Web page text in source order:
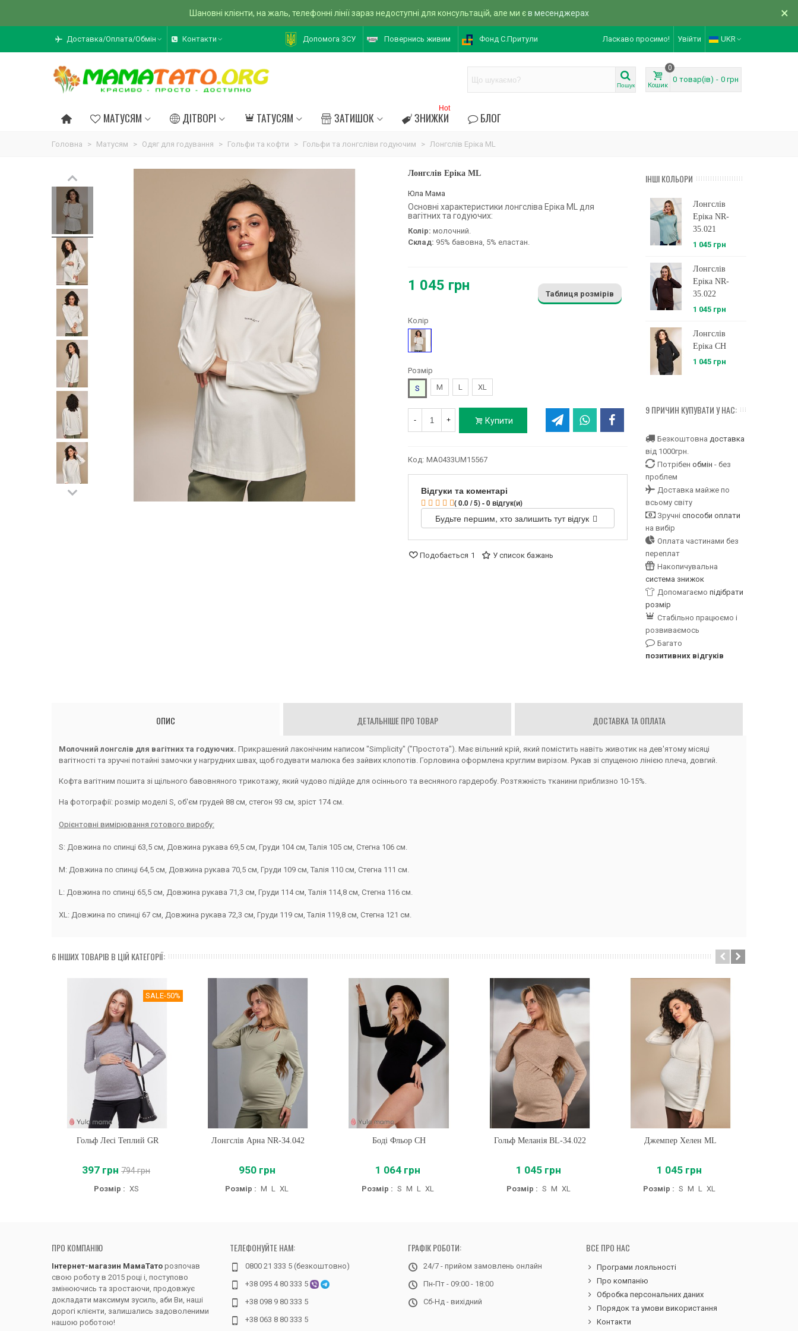
Шановні клієнти, на жаль, телефонні лінії зараз недоступні для консультацій, але ми єв месенджерах ×
Доставка/Оплата/Обмін Контакти Допомога ЗСУ Повернись живим Фонд С.Притули Ласкаво просимо! Увійти UKR
Пошук Кошик
0
0 товар(ів) - 0 грн
МАТУСЯМ ДІТВОРІ ТАТУСЯМ ЗАТИШОК ЗНИЖКИ
Hot
БЛОГ
Головна > Матусям > Одяг для годування > Гольфи та кофти > Гольфи та лонгсліви годуючим > Лонгслів Еріка ML
Лонгслів Еріка ML
Юла Мама
Основні характеристики лонгсліва Еріка ML для
вагітних та годуючих:
Колір: молочний.
Склад: 95% бавовна, 5% еластан.
1 045 грн
Таблиця розмірів
Колір
Молочний
Розмір
S
M L XL
- + Купити
Код: MA0433UM15567
Відгуки та коментарі
( 0.0 / 5) - 0 відгук(и)
Будьте першим, хто залишить тут відгук
Подобається 1 У список бажань
ІНШІ КОЛЬОРИ
Лонгслів
Еріка NR-
35.021
1 045 грн
Лонгслів
Еріка NR-
35.022
1 045 грн
Лонгслів
Еріка CH
1 045 грн
9 ПРИЧИН КУПУВАТИ У НАС:
Безкоштовна доставка
від 1000грн.
Потрібен обмін - без
проблем
Доставка майже по
всьому світу
Зручні способи оплати
на вибір
Оплата частинами без
переплат
Накопичувальна
система знижок
Допомагаємо підібрати
розмір
Стабільно працюємо і
розвиваємось
Багато
позитивних відгуків
ОПИС ДЕТАЛЬНІШЕ ПРО ТОВАР ДОСТАВКА ТА ОПЛАТА
Молочний лонгслів для вагітних та годуючих. Прикрашений лаконічним написом "Simplicity" ("Простота"). Має вільний крій, який помістить навіть животик на дев'ятому місяці
вагітності та зручні потайні замочки у нагрудних швах, щоб годувати малюка без зайвих клопотів. Горловина оформлена круглим вирізом. Рукав зі спущеною лінією плеча, довгий.
Кофта вагітним пошита зі щільного бавовняного трикотажу, який чудово підійде для осіннього та весняного гардеробу. Розтяжність тканини приблизно 10-15%.
На фотографії: розмір моделі S, об'єм грудей 88 см, стегон 93 см, зріст 174 см.
Орієнтовні вимірювання готового виробу:
S: Довжина по спинці 63,5 см, Довжина рукава 69,5 см, Груди 104 см, Талія 105 см, Стегна 106 см.
M: Довжина по спинці 64,5 см, Довжина рукава 70,5 см, Груди 109 см, Талія 110 см, Стегна 111 см.
L: Довжина по спинці 65,5 см, Довжина рукава 71,3 см, Груди 114 см, Талія 114,8 см, Стегна 116 см.
XL: Довжина по спинці 67 см, Довжина рукава 72,3 см, Груди 119 см, Талія 119,8 см, Стегна 121 см.
6 ІНШИХ ТОВАРІВ В ЦІЙ КАТЕГОРІЇ:
SALE-50%
Купити
Гольф Лесі Теплий GR
397 грн 794 грн
Розмір : XS
Купити
Лонгслів Арна NR-34.042
950 грн
Розмір : M L XL
Купити
Боді Фльор CH
1 064 грн
Розмір : S M L XL
Купити
Гольф Меланія BL-34.022
1 045 грн
Розмір : S M XL
Купити
Джемпер Хелен ML
1 045 грн
Розмір : S M L XL
ПРО КОМПАНІЮ
Інтернет-магазин МамаТато розпочав
свою роботу в 2015 році і, поступово
змінюючись та зростаючи, продовжує
докладати максимум зусиль, аби Ви, наші
дорогі клієнти, залишались задоволеними
нашою роботою!
ТЕЛЕФОНУЙТЕ НАМ:
0800 21 333 5 (безкоштовно)
+38 095 4 80 333 5
+38 098 9 80 333 5
+38 063 8 80 333 5
ГРАФІК РОБОТИ:
24/7 - прийом замовлень онлайн
Пн-Пт - 09:00 - 18:00
Сб-Нд - вихідний
ВСЕ ПРО НАС
Програми лояльності
Про компанію
Обробка персональних даних
Порядок та умови використання
Контакти